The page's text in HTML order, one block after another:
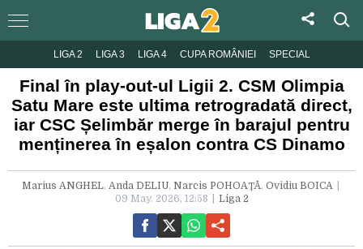
LIGA 2 LIGA 3 LIGA 4 CUPA ROMÂNIEI SPECIAL
Final în play-out-ul Ligii 2. CSM Olimpia
Satu Mare este ultima retrogradată direct,
iar CSC Șelimbăr merge în barajul pentru
menținerea în eșalon contra CS Dinamo
Marius ANGHEL, Anda DELIU, Narcis POHOAȚĂ, Ovidiu BOICA
09 May. 2026, 12:58
Liga 2